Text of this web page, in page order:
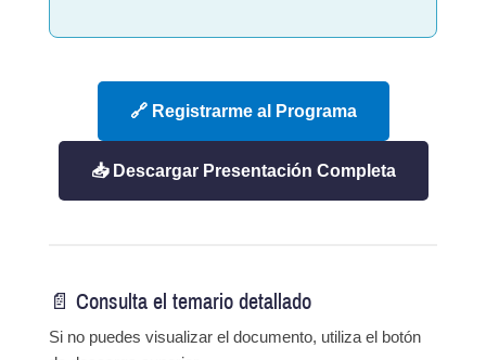
🔗 Registrarme al Programa
📥 Descargar Presentación Completa
📄 Consulta el temario detallado
Si no puedes visualizar el documento, utiliza el botón